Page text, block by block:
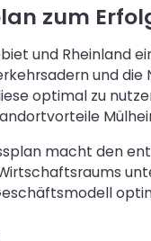
zum
und Rheinland
und die
optimal zu
macht den